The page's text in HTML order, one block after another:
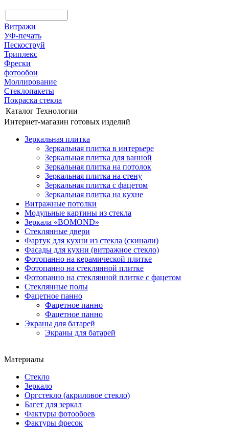
Витражи
УФ-печать
Пескоструй
Триплекс
Фрески
фотообои
Моллирование
Стеклопакеты
Покраска стекла
Каталог Технологии
Интернет-магазин готовых изделий
Зеркальная плитка
Зеркальная плитка в интерьере
Зеркальная плитка для ванной
Зеркальная плитка на потолок
Зеркальная плитка на стену
Зеркальная плитка с фацетом
Зеркальная плитка на кухне
Витражные потолки
Модульные картины из стекла
Зеркала «BOMOND»
Стеклянные двери
Фартук для кухни из стекла (скинали)
Фасады для кухни (витражное стекло)
Фотопанно на керамической плитке
Фотопанно на стеклянной плитке
Фотопанно на стеклянной плитке с фацетом
Стеклянные полы
Фацетное панно
Фацетное панно
Фацетное панно
Экраны для батарей
Экраны для батарей
Материалы
Стекло
Зеркало
Оргстекло (акриловое стекло)
Багет для зеркал
Фактуры фотообоев
Фактуры фресок